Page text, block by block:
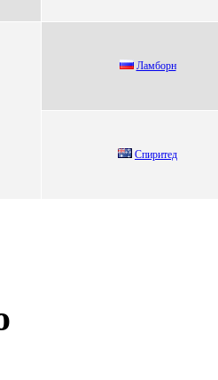
Лaмбоpн
Cпиpитед